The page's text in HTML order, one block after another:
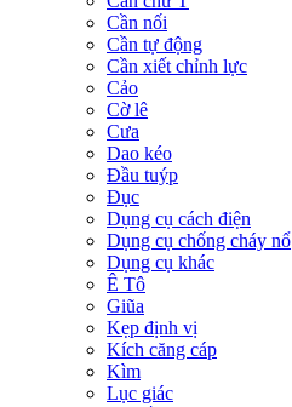
Cần nối
Cần tự động
Cần xiết chỉnh lực
Cảo
Cờ lê
Cưa
Dao kéo
Đầu tuýp
Đục
Dụng cụ cách điện
Dụng cụ chống cháy nổ
Dụng cụ khác
Ê Tô
Giũa
Kẹp định vị
Kích căng cáp
Kìm
Lục giác